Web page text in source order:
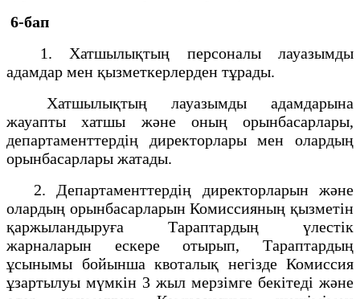
6-бап
1. Хатшылықтың персоналы лауазымды
адамдар мен қызметкерлерден тұрады.
Хатшылықтың лауазымды адамдарына
жауапты хатшы және оның орынбасарлары,
департаменттердің директорлары мен олардың
орынбасарлары жатады.
2. Департаменттердің директорларын және
олардың орынбасарларын Комиссияның қызметін
қаржыландыруға Тараптардың үлестік
жарналарын ескере отырып, Тараптардың
ұсынымы бойынша квоталық негізде Комиссия
ұзартылуы мүмкін 3 жыл мерзімге бекітеді және